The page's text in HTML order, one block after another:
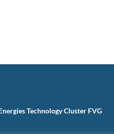
Technology Cluster FVG